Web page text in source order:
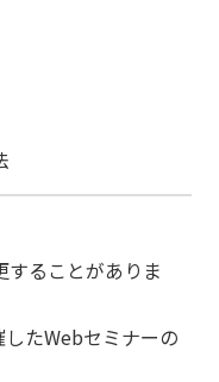
ることがありま
たWebセミナーの